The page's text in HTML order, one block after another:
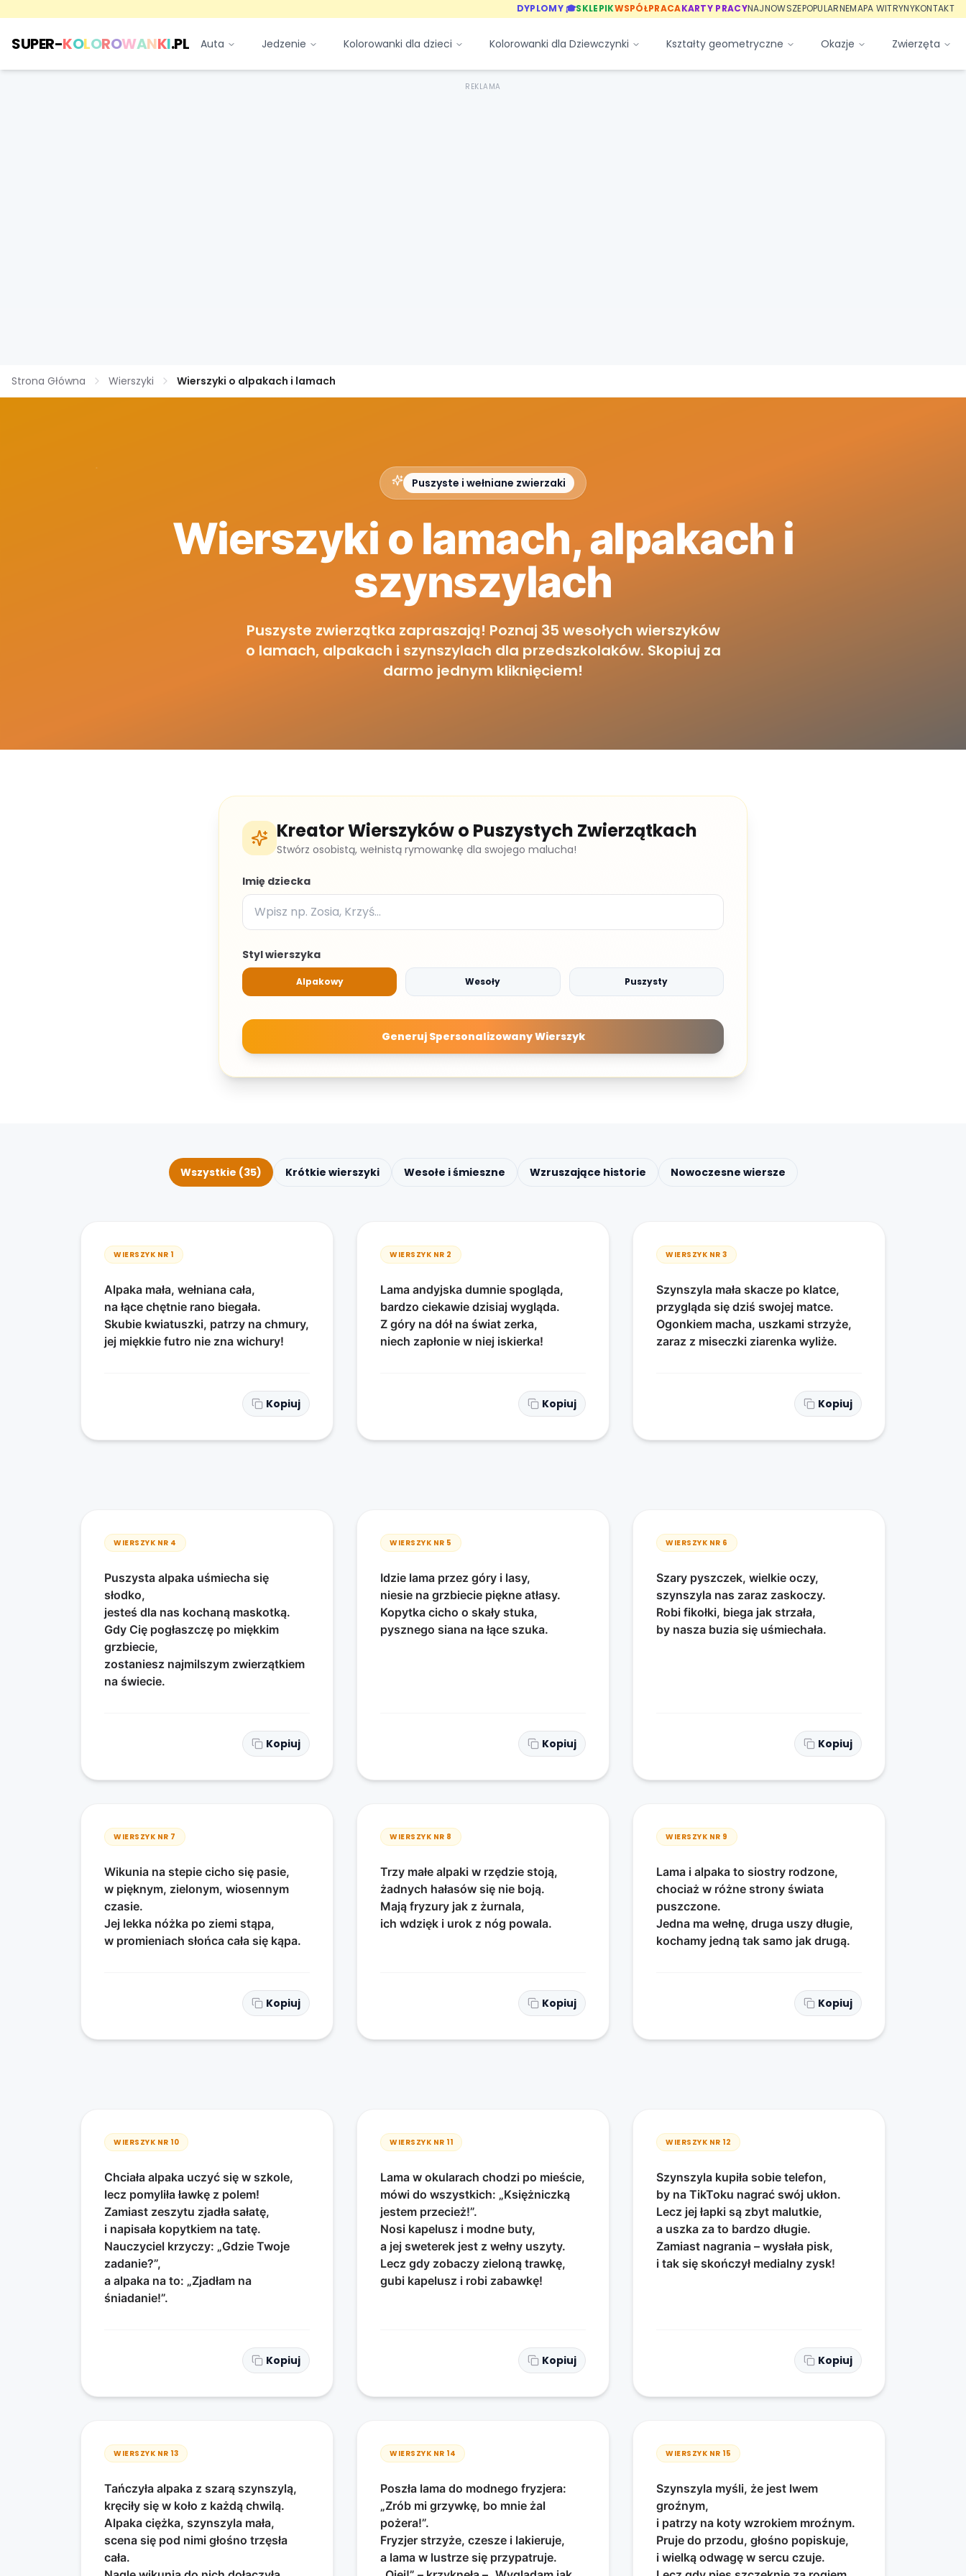
DYPLOMY 🎓SKLEPIKWSPÓŁPRACAKARTY PRACYNAJNOWSZEPOPULARNEMAPA WITRYNYKONTAKT
SUPER-KOLOROWANKI.PL Auta Jedzenie Kolorowanki dla dzieci Kolorowanki dla Dziewczynki Kształty geometryczne Okazje Zwierzęta
REKLAMA
Strona Główna Wierszyki Wierszyki o alpakach i lamach
Puszyste i wełniane zwierzaki
Wierszyki o lamach, alpakach i
szynszylach
Puszyste zwierzątka zapraszają! Poznaj 35 wesołych wierszyków
o lamach, alpakach i szynszylach dla przedszkolaków. Skopiuj za
darmo jednym kliknięciem!
Kreator Wierszyków o Puszystych Zwierzątkach
Stwórz osobistą, wełnistą rymowankę dla swojego malucha!
Imię dziecka
Styl wierszyka
Alpakowy Wesoły Puszysty
Generuj Spersonalizowany Wierszyk
Wszystkie (35) Krótkie wierszyki Wesołe i śmieszne Wzruszające historie Nowoczesne wiersze
WIERSZYK NR 1
Alpaka mała, wełniana cała,
na łące chętnie rano biegała.
Skubie kwiatuszki, patrzy na chmury,
jej miękkie futro nie zna wichury!
Kopiuj
WIERSZYK NR 2
Lama andyjska dumnie spogląda,
bardzo ciekawie dzisiaj wygląda.
Z góry na dół na świat zerka,
niech zapłonie w niej iskierka!
Kopiuj
WIERSZYK NR 3
Szynszyla mała skacze po klatce,
przygląda się dziś swojej matce.
Ogonkiem macha, uszkami strzyże,
zaraz z miseczki ziarenka wyliże.
Kopiuj
WIERSZYK NR 4
Puszysta alpaka uśmiecha się
słodko,
jesteś dla nas kochaną maskotką.
Gdy Cię pogłaszczę po miękkim
grzbiecie,
zostaniesz najmilszym zwierzątkiem
na świecie.
Kopiuj
WIERSZYK NR 5
Idzie lama przez góry i lasy,
niesie na grzbiecie piękne atłasy.
Kopytka cicho o skały stuka,
pysznego siana na łące szuka.
Kopiuj
WIERSZYK NR 6
Szary pyszczek, wielkie oczy,
szynszyla nas zaraz zaskoczy.
Robi fikołki, biega jak strzała,
by nasza buzia się uśmiechała.
Kopiuj
WIERSZYK NR 7
Wikunia na stepie cicho się pasie,
w pięknym, zielonym, wiosennym
czasie.
Jej lekka nóżka po ziemi stąpa,
w promieniach słońca cała się kąpa.
Kopiuj
WIERSZYK NR 8
Trzy małe alpaki w rzędzie stoją,
żadnych hałasów się nie boją.
Mają fryzury jak z żurnala,
ich wdzięk i urok z nóg powala.
Kopiuj
WIERSZYK NR 9
Lama i alpaka to siostry rodzone,
chociaż w różne strony świata
puszczone.
Jedna ma wełnę, druga uszy długie,
kochamy jedną tak samo jak drugą.
Kopiuj
WIERSZYK NR 10
Chciała alpaka uczyć się w szkole,
lecz pomyliła ławkę z polem!
Zamiast zeszytu zjadła sałatę,
i napisała kopytkiem na tatę.
Nauczyciel krzyczy: „Gdzie Twoje
zadanie?”,
a alpaka na to: „Zjadłam na
śniadanie!”.
Kopiuj
WIERSZYK NR 11
Lama w okularach chodzi po mieście,
mówi do wszystkich: „Księżniczką
jestem przecież!”.
Nosi kapelusz i modne buty,
a jej sweterek jest z wełny uszyty.
Lecz gdy zobaczy zieloną trawkę,
gubi kapelusz i robi zabawkę!
Kopiuj
WIERSZYK NR 12
Szynszyla kupiła sobie telefon,
by na TikToku nagrać swój ukłon.
Lecz jej łapki są zbyt malutkie,
a uszka za to bardzo długie.
Zamiast nagrania – wysłała pisk,
i tak się skończył medialny zysk!
Kopiuj
WIERSZYK NR 13
Tańczyła alpaka z szarą szynszylą,
kręciły się w koło z każdą chwilą.
Alpaka ciężka, szynszyla mała,
scena się pod nimi głośno trzęsła
cała.
WIERSZYK NR 14
Poszła lama do modnego fryzjera:
„Zrób mi grzywkę, bo mnie żal
pożera!”.
Fryzjer strzyże, czesze i lakieruje,
a lama w lustrze się przypatruje.
WIERSZYK NR 15
Szynszyla myśli, że jest lwem
groźnym,
i patrzy na koty wzrokiem mroźnym.
Pruje do przodu, głośno popiskuje,
i wielką odwagę w sercu czuje.